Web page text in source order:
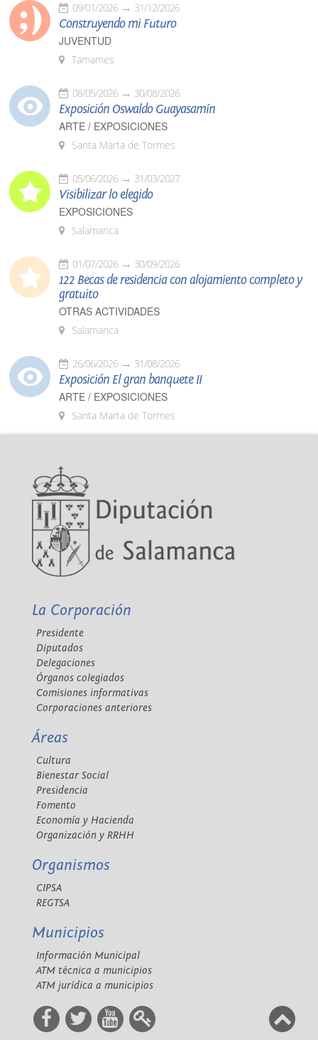
09/01/2026 31/12/2026
Construyendo mi Futuro
JUVENTUD
Tamames
08/05/2026 30/08/2026
Exposición Oswaldo Guayasamín
ARTE / EXPOSICIONES
Santa Marta de Tormes
05/06/2026 31/03/2027
Visibilizar lo elegido
EXPOSICIONES
Salamanca
01/07/2026 30/09/2026
122 Becas de residencia con alojamiento completo y
gratuito
OTRAS ACTIVIDADES
Salamanca
26/06/2026 31/08/2026
Exposición El gran banquete II
ARTE / EXPOSICIONES
Santa Marta de Tormes
La Corporación
Presidente
Diputados
Delegaciones
Órganos colegiados
Comisiones informativas
Corporaciones anteriores
Áreas
Cultura
Bienestar Social
Presidencia
Fomento
Economía y Hacienda
Organización y RRHH
Organismos
CIPSA
REGTSA
Municipios
Información Municipal
ATM técnica a municipios
ATM jurídica a municipios